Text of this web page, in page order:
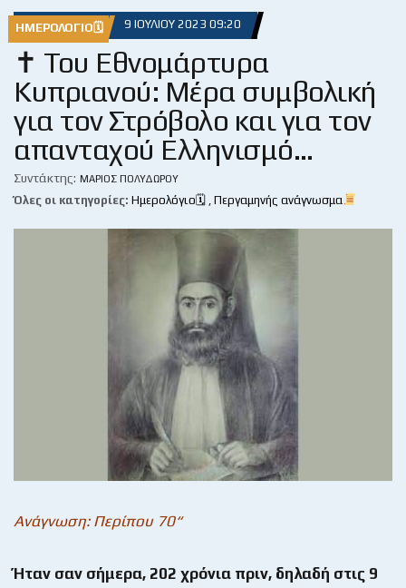
ΗΜΕΡΟΛΌΓΙΟ🗓 9 ΙΟΥΛΊΟΥ 2023 09:20
✝ Του Εθνομάρτυρα
Κυπριανού: Μέρα συμβολική
για τον Στρόβολο και για τον
απανταχού Ελληνισμό…
Συντάκτης: ΜΆΡΙΟΣ ΠΟΛΥΔΏΡΟΥ
Όλες οι κατηγορίες: Ημερολόγιο🗓 Περγαμηνής ανάγνωσμα
Ανάγνωση: Περίπου 70“
Ήταν σαν σήμερα, 202 χρόνια πριν, δηλαδή στις 9